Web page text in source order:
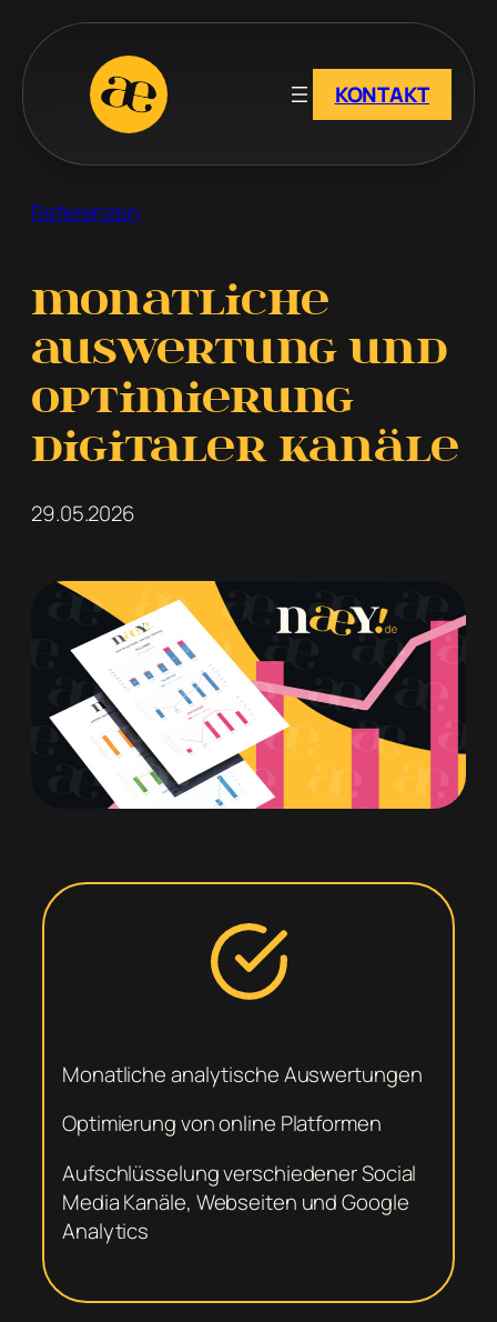
Inhalt
springen
KONTAKT
Referenzen
Monatliche
Auswertung und
Optimierung
digitaler Kanäle
29.05.2026
Monatliche analytische Auswertungen
Optimierung von online Platformen
Aufschlüsselung verschiedener Social
Media Kanäle, Webseiten und Google
Analytics